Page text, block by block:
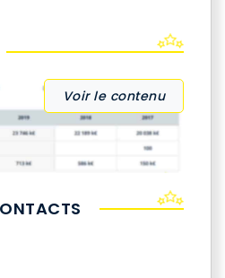
Voir le contenu